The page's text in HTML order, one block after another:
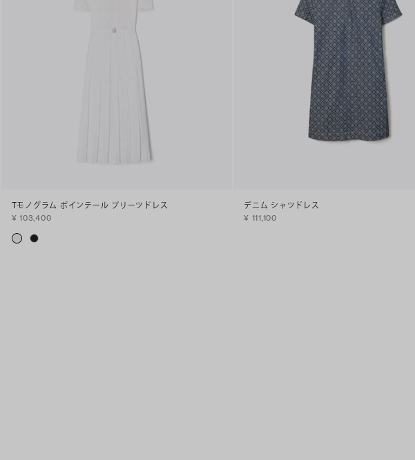
Tモノグラム ポインテール プリーツドレス
¥ 103,400
デニム シャツドレス
¥ 111,100